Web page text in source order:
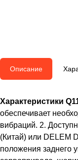
Описание
Характеристики
обеспечивает
вибраций. 2.
(Китай) или DELEM
положения заднего